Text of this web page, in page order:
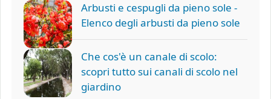
Arbusti e cespugli da pieno sole -
Elenco degli arbusti da pieno sole
Che cos'è un canale di scolo:
scopri tutto sui canali di scolo nel
giardino